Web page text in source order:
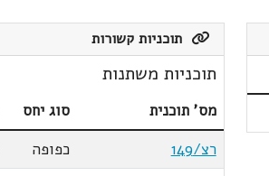
תוכניות קשורות
תוכניות משתנות
מס' תוכנית סוג יחס
רצ/149
כפופה